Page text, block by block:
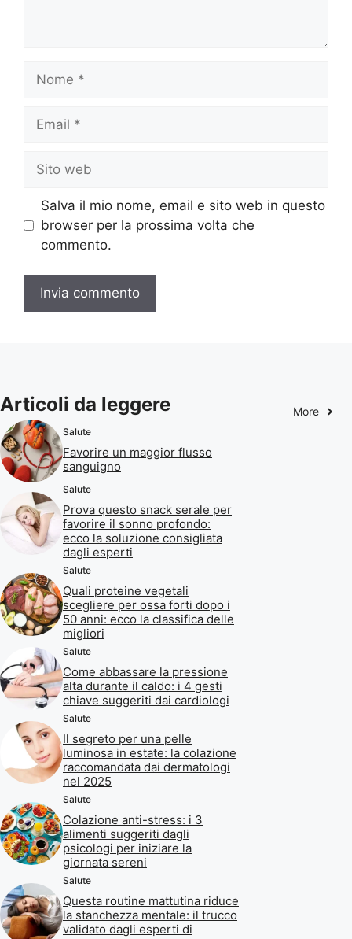
web
Salva il mio nome, email e sito web in questo
browser per la prossima volta che
commento.
Articoli da leggere More
Salute
Favorire un maggior flusso
sanguigno
Salute
Prova questo snack serale per
favorire il sonno profondo:
ecco la soluzione consigliata
dagli esperti
Salute
Quali proteine vegetali
scegliere per ossa forti dopo i
50 anni: ecco la classifica delle
migliori
Salute
Come abbassare la pressione
alta durante il caldo: i 4 gesti
chiave suggeriti dai cardiologi
Salute
Il segreto per una pelle
luminosa in estate: la colazione
raccomandata dai dermatologi
nel 2025
Salute
Colazione anti-stress: i 3
alimenti suggeriti dagli
psicologi per iniziare la
giornata sereni
Salute
Questa routine mattutina riduce
la stanchezza mentale: il trucco
validato dagli esperti di